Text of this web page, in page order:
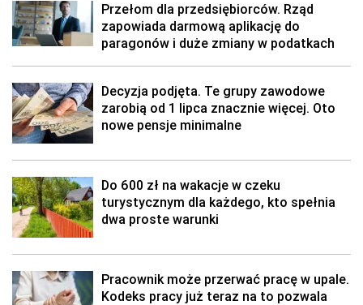
Przełom dla przedsiębiorców. Rząd
zapowiada darmową aplikację do
paragonów i duże zmiany w podatkach
Decyzja podjęta. Te grupy zawodowe
zarobią od 1 lipca znacznie więcej. Oto
nowe pensje minimalne
Do 600 zł na wakacje w czeku
turystycznym dla każdego, kto spełnia
dwa proste warunki
Pracownik może przerwać pracę w upale.
Kodeks pracy już teraz na to pozwala